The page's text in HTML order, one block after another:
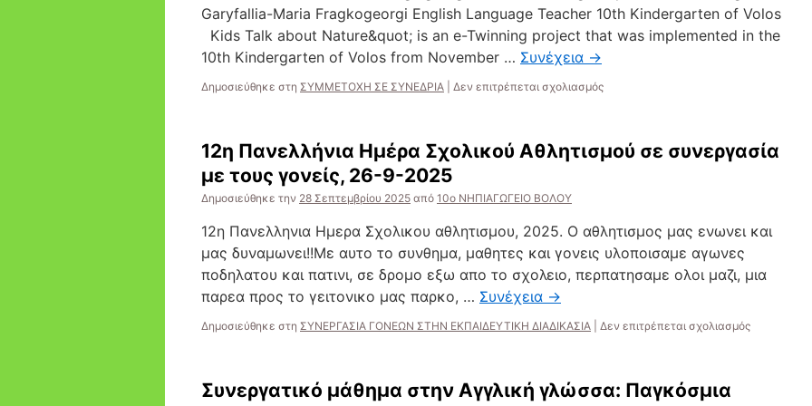
Garyfallia-Maria Fragkogeorgi English Language Teacher 10th Kindergarten of Volos
Kids Talk about Nature&quot; is an e-Twinning project that was implemented in the
10th Kindergarten of Volos from November … Συνέχεια →
Δημοσιεύθηκε στη ΣΥΜΜΕΤΟΧΗ ΣΕ ΣΥΝΕΔΡΙΑ Δεν επιτρέπεται σχολιασμόςστο
της
Συνέδριο
για
Εκμάθηση
Γλώσσας
Παιδική
Ηλικία“Kids
12η Πανελλήνια Ημέρα Σχολικού Αθλητισμού σε συνεργασία
με τους γονείς, 26-9-2025
Δημοσιεύθηκε την 28 Σεπτεμβρίου 2025 από 10ο ΝΗΠΙΑΓΩΓΕΙΟ ΒΟΛΟΥ
12η Πανελληνια Ημερα Σχολικου αθλητισμου, 2025. Ο αθλητισμος μας ενωνει και
μας δυναμωνει!!Με αυτο το συνθημα, μαθητες και γονεις υλοποισαμε αγωνες
ποδηλατου και πατινι, σε δρομο εξω απο το σχολειο, περπατησαμε ολοι μαζι, μια
παρεα προς το γειτονικο μας παρκο, … Συνέχεια →
Δημοσιεύθηκε στη ΣΥΝΕΡΓΑΣΙΑ ΓΟΝΕΩΝ ΣΤΗΝ ΕΚΠΑΙΔΕΥΤΙΚΗ ΔΙΑΔΙΚΑΣΙΑ Δεν επιτρέπεται σχολιασμόςστο
Συνεργατικό μάθημα στην Αγγλική γλώσσα: Παγκόσμια